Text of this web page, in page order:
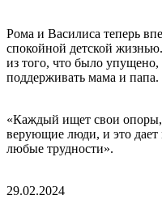
Рома и Василиса теперь
спокойной детской
из того, что было
поддерживать мама и папа.
«Каждый ищет свои
верующие люди, и это
любые трудности».
29.02.2024